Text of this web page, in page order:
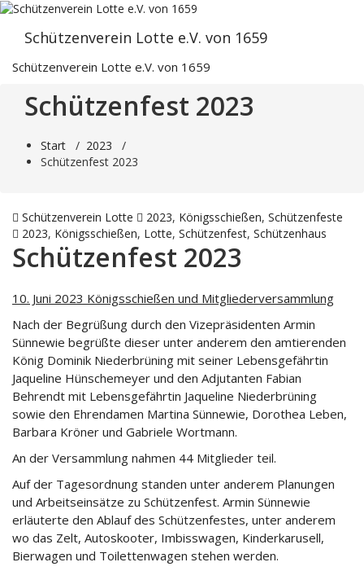
Zum
springenSchützenverein Lotte e.V. von 1659
Schützenverein Lotte e.V. von 1659
Schützenfest 2023
Start / 2023 /
Schützenfest 2023
Schützenverein Lotte 2023, Königsschießen, Schützenfeste
2023, Königsschießen, Lotte, Schützenfest, Schützenhaus
Schützenfest 2023
10. Juni 2023 Königsschießen und Mitgliederversammlung
Nach der Begrüßung durch den Vizepräsidenten Armin
Sünnewie begrüßte dieser unter anderem den amtierenden
König Dominik Niederbrüning mit seiner Lebensgefährtin
Jaqueline Hünschemeyer und den Adjutanten Fabian
Behrendt mit Lebensgefährtin Jaqueline Niederbrüning
sowie den Ehrendamen Martina Sünnewie, Dorothea Leben,
Barbara Kröner und Gabriele Wortmann.
An der Versammlung nahmen 44 Mitglieder teil.
Auf der Tagesordnung standen unter anderem Planungen
und Arbeitseinsätze zu Schützenfest. Armin Sünnewie
erläuterte den Ablauf des Schützenfestes, unter anderem
wo das Zelt, Autoskooter, Imbisswagen, Kinderkarusell,
Bierwagen und Toilettenwagen stehen werden.